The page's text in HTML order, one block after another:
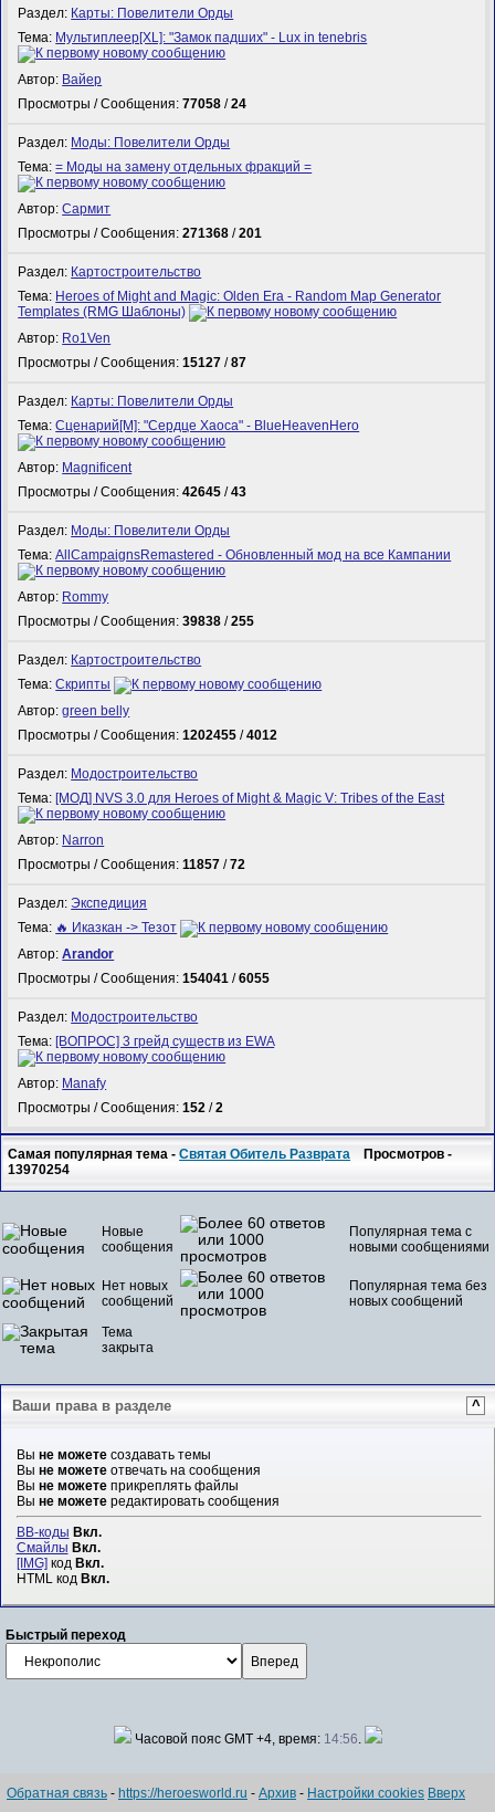
Раздел: Карты: Повелители Орды
Тема: Мультиплеер[XL]: "Замок падших" - Lux in tenebris
Автор: Вайер
Просмотры / Сообщения:77058 /24
Раздел: Моды: Повелители Орды
Тема:= Моды на замену отдельных фракций =
Автор:Сармит
Просмотры / Сообщения:271368 /201
Раздел: Картостроительство
Тема: Heroes of Might and Magic: Olden Era - Random Map Generator
Templates (RMG Шаблоны)
Автор: Ro1Ven
Просмотры / Сообщения:15127 /87
Раздел: Карты: Повелители Орды
Тема:Сценарий[M]: "Сердце Хаоса" - BlueHeavenHero
Автор: Magnificent
Просмотры / Сообщения:42645 /43
Раздел: Моды: Повелители Орды
Тема:AllCampaignsRemastered - Обновленный мод на все Кампании
Автор: Rommy
Просмотры / Сообщения:39838 /255
Раздел: Картостроительство
Тема:Скрипты
Автор:green belly
Просмотры / Сообщения:1202455 /4012
Раздел: Модостроительство
Тема: [МОД] NVS 3.0 для Heroes of Might & Magic V: Tribes of the East
Автор: Narron
Просмотры / Сообщения:11857 /72
Раздел:Экспедиция
Тема: 🔥 Иказкан -> Тезот
Автор:Arandor
Просмотры / Сообщения:154041 /6055
Раздел: Модостроительство
Тема: [ВОПРОС] 3 грейд существ из EWA
Автор: Manafy
Просмотры / Сообщения:152 /2
Самая популярная тема -Святая Обитель Разврата Просмотров -
13970254
Новые
сообщения
Популярная тема с
новыми сообщениями
Нет новых
сообщений
Популярная тема без
новых сообщений
Тема
закрыта
Ваши права в разделе ^
Вы не можетесоздавать темы
Вы не можетеотвечать на сообщения
Вы не можетеприкреплять файлы
Вы не можетередактировать сообщения
BB-коды Вкл.
Смайлы Вкл.
[IMG]код Вкл.
HTML код Вкл.
Быстрый переход
Часовой пояс GMT +4, время: 14:56.
Обратная связь - https://heroesworld.ru - Архив - Настройки cookies Вверх